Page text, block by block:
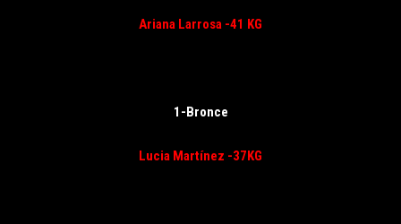
Ariana Larrosa -41 KG
1-Bronce
Lucia Martínez -37KG